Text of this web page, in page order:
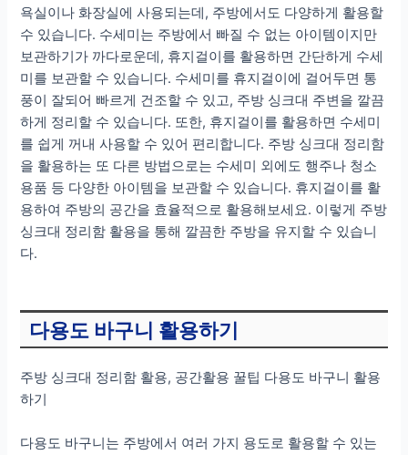
욕실이나 화장실에 사용되는데, 주방에서도 다양하게 활용할
수 있습니다. 수세미는 주방에서 빠질 수 없는 아이템이지만
보관하기가 까다로운데, 휴지걸이를 활용하면 간단하게 수세
미를 보관할 수 있습니다. 수세미를 휴지걸이에 걸어두면 통
풍이 잘되어 빠르게 건조할 수 있고, 주방 싱크대 주변을 깔끔
하게 정리할 수 있습니다. 또한, 휴지걸이를 활용하면 수세미
를 쉽게 꺼내 사용할 수 있어 편리합니다. 주방 싱크대 정리함
을 활용하는 또 다른 방법으로는 수세미 외에도 행주나 청소
용품 등 다양한 아이템을 보관할 수 있습니다. 휴지걸이를 활
용하여 주방의 공간을 효율적으로 활용해보세요. 이렇게 주방
싱크대 정리함 활용을 통해 깔끔한 주방을 유지할 수 있습니
다.
다용도 바구니 활용하기
주방 싱크대 정리함 활용, 공간활용 꿀팁 다용도 바구니 활용
하기
다용도 바구니는 주방에서 여러 가지 용도로 활용할 수 있는